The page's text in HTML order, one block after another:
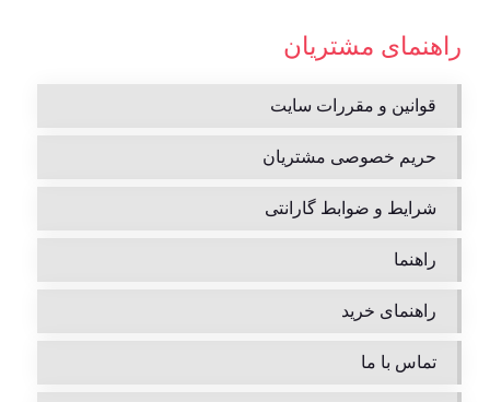
راهنمای مشتریان
قوانین و مقررات سایت
حریم خصوصی مشتریان
شرایط و ضوابط گارانتی
راهنما
راهنمای خرید
تماس با ما